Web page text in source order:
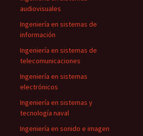
audiovisuales
Ingeniería en sistemas de
información
Ingeniería en sistemas de
telecomunicaciones
Ingeniería en sistemas
electrónicos
Ingeniería en sistemas y
tecnología naval
Ingeniería en sonido e imagen